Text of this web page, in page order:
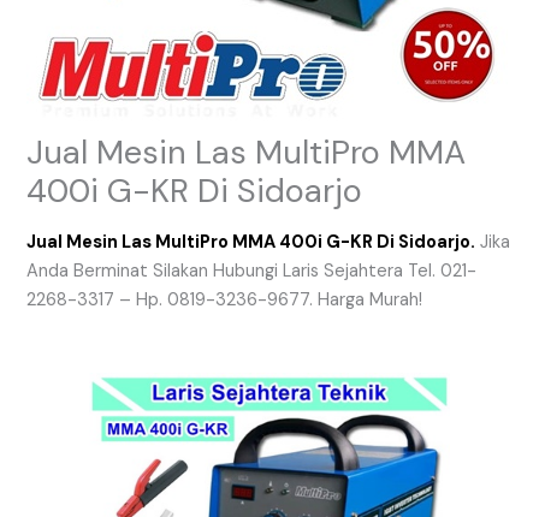
Jual Mesin Las MultiPro MMA
400i G-KR Di Sidoarjo
Jual Mesin Las MultiPro MMA 400i G-KR Di Sidoarjo. Jika
Anda Berminat Silakan Hubungi Laris Sejahtera Tel. 021-
2268-3317 – Hp. 0819-3236-9677. Harga Murah!